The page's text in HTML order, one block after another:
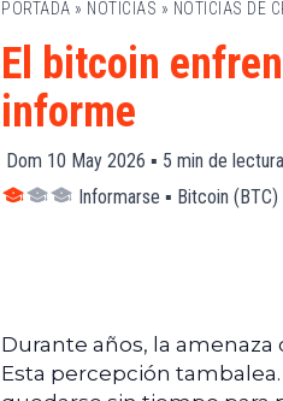
PORTADA » NOTICIAS » NOTICIAS DE
El bitcoin
informe
Dom 10 May 2026 ▪ 5 min de
Informarse ▪ Bitcoin (BTC)
Durante años, la
Esta percepción